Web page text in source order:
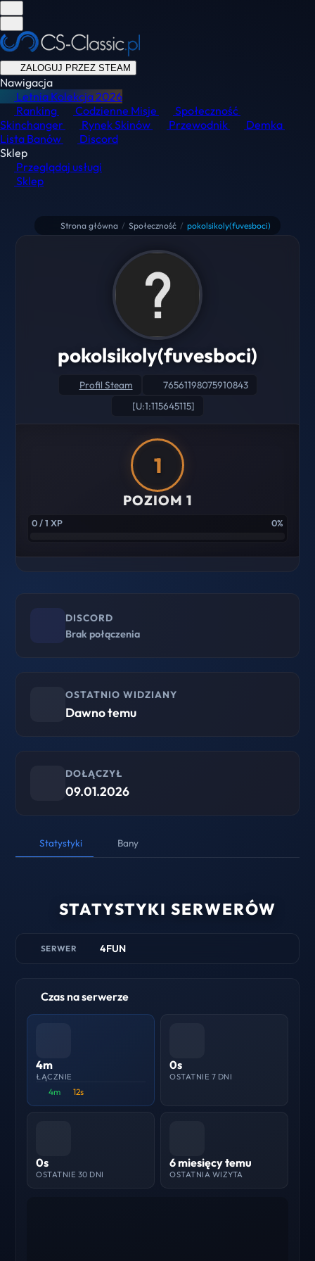
ZALOGUJ PRZEZ STEAM
Nawigacja
Letnia Kolekcja2026
Ranking
Codzienne Misje
Społeczność
Skinchanger
Rynek Skinów Przewodnik
Demka
Lista Banów
Discord
Sklep
Przeglądaj usługi
Sklep
Strona główna / Społeczność / pokolsikoly(fuvesboci)
pokolsikoly(fuvesboci)
Profil Steam
76561198075910843
[U:1:115645115]
1
POZIOM 1
0 / 1 XP 0%
DISCORD
Brak połączenia
OSTATNIO WIDZIANY
Dawno temu
DOŁĄCZYŁ
09.01.2026
Statystyki Bany
STATYSTYKI SERWERÓW
SERWER 4FUN
Czas na serwerze
4m
ŁĄCZNIE
4m 12s
0s
OSTATNIE 7 DNI
0s
OSTATNIE 30 DNI
6 miesięcy temu
OSTATNIA WIZYTA